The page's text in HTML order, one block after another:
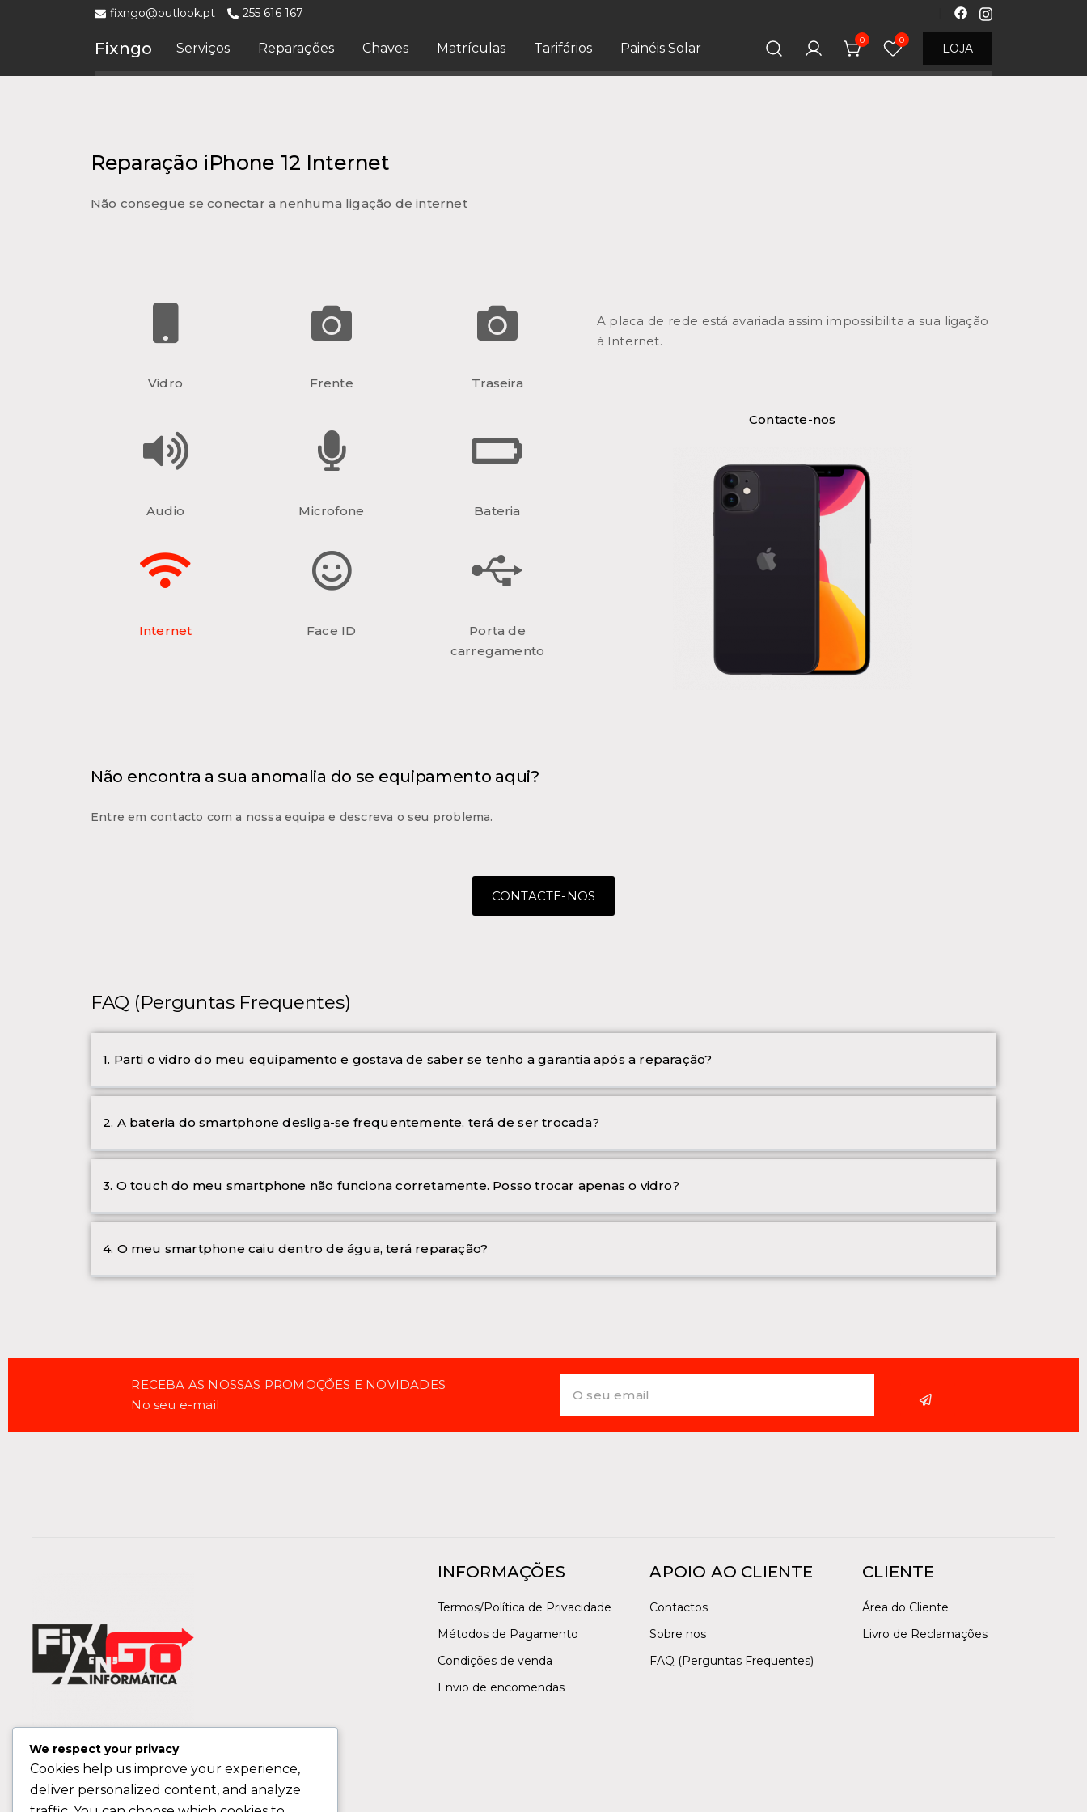
fixngo@outlook.pt 255 616 167
Fixngo Serviços Reparações Chaves Matrículas Tarifários Painéis Solar
0 0
LOJA
Reparação iPhone 12 Internet
Não consegue se conectar a nenhuma ligação de internet
Vidro
Audio
Internet
Frente
Microfone
Face ID
Traseira
Bateria
Porta de
carregamento
A placa de rede está avariada assim impossibilita a sua ligação
à Internet.
Contacte-nos
Não encontra a sua anomalia do se equipamento aqui?
Entre em contacto com a nossa equipa e descreva o seu problema.
CONTACTE-NOS
FAQ (Perguntas Frequentes)
1. Parti o vidro do meu equipamento e gostava de saber se tenho a garantia após a reparação?
2. A bateria do smartphone desliga-se frequentemente, terá de ser trocada?
3. O touch do meu smartphone não funciona corretamente. Posso trocar apenas o vidro?
4. O meu smartphone caiu dentro de água, terá reparação?
RECEBA AS NOSSAS PROMOÇÕES E NOVIDADES
No seu e-mail
INFORMAÇÕES
Termos/Política de Privacidade
Métodos de Pagamento
Condições de venda
Envio de encomendas
APOIO AO CLIENTE
Contactos
Sobre nos
FAQ (Perguntas Frequentes)
CLIENTE
Área do Cliente
Livro de Reclamações
We respect your privacy
Cookies help us improve your experience,
deliver personalized content, and analyze